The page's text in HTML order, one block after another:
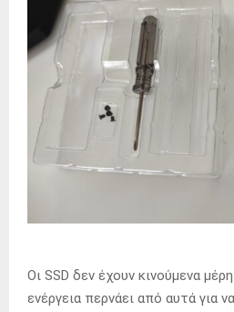
Οι SSD δεν έχουν κινούμενα
ενέργεια περνάει από αυτά για